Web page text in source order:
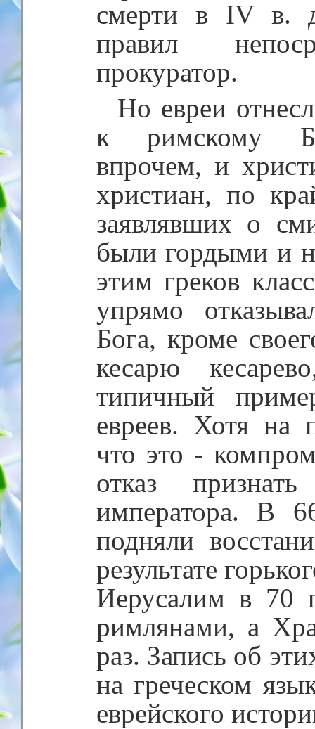
смерти в IV в.
правил
прокуратор.
Но евреи
к римскому
впрочем, и
христиан, по
заявлявших о
были гордыми и
этим греков
упрямо
Бога, кроме
кесарю
типичный
евреев. Хотя на
что это -
отказ
императора. В
подняли
результате
Иерусалим в 70
римлянами, а
раз. Запись об
на греческом
еврейского